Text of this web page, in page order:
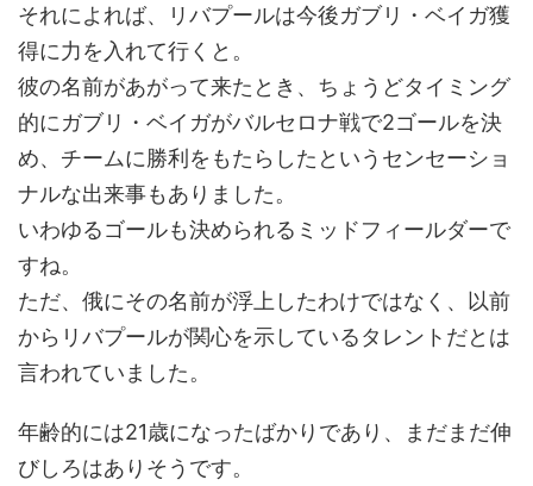
それによれば、リバプールは今後ガブリ・ベイガ獲
得に力を入れて行くと。
彼の名前があがって来たとき、ちょうどタイミング
的にガブリ・ベイガがバルセロナ戦で2ゴールを決
め、チームに勝利をもたらしたというセンセーショ
ナルな出来事もありました。
いわゆるゴールも決められるミッドフィールダーで
すね。
ただ、俄にその名前が浮上したわけではなく、以前
からリバプールが関心を示しているタレントだとは
言われていました。
年齢的には21歳になったばかりであり、まだまだ伸
びしろはありそうです。